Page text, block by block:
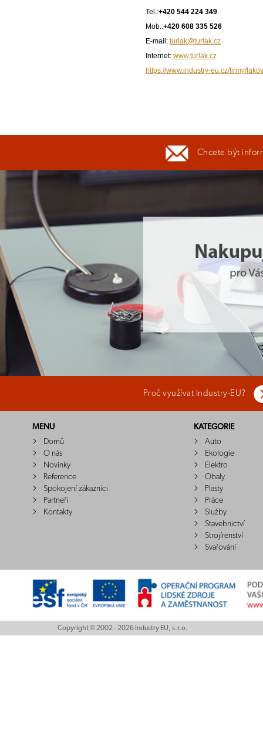
Tel.:+420 544 224 349
Mob.:+420 608 335 526
E-mail: turlak@turlak.cz
Internet: www.turlak.cz
https://www.industry-eu.cz/firmy/
Chcete být
Proč využívat Industry-EU?
MENU
Domů
O nás
Novinky
Reference
Spokojení zákazníci
Partneři
Kontakty
KATEGORIE
Auto
Ekologie
Elektro
Obaly
Plasty
Práce
Služby
Stavebnictví
Strojírenství
Svařování
Copyright © 2002 - 2026 Industry EU, s.r.o.